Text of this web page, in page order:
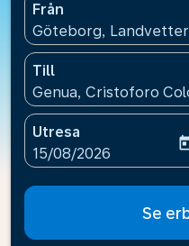
Från
Göteborg,
Till
Genua, Cristoforo
Utresa
fc-booking-
15/08/2026
Se